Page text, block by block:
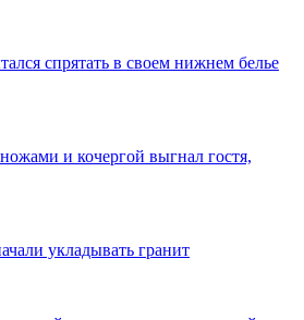
спрятать в своем нижнем белье
и кочергой выгнал гостя,
укладывать гранит